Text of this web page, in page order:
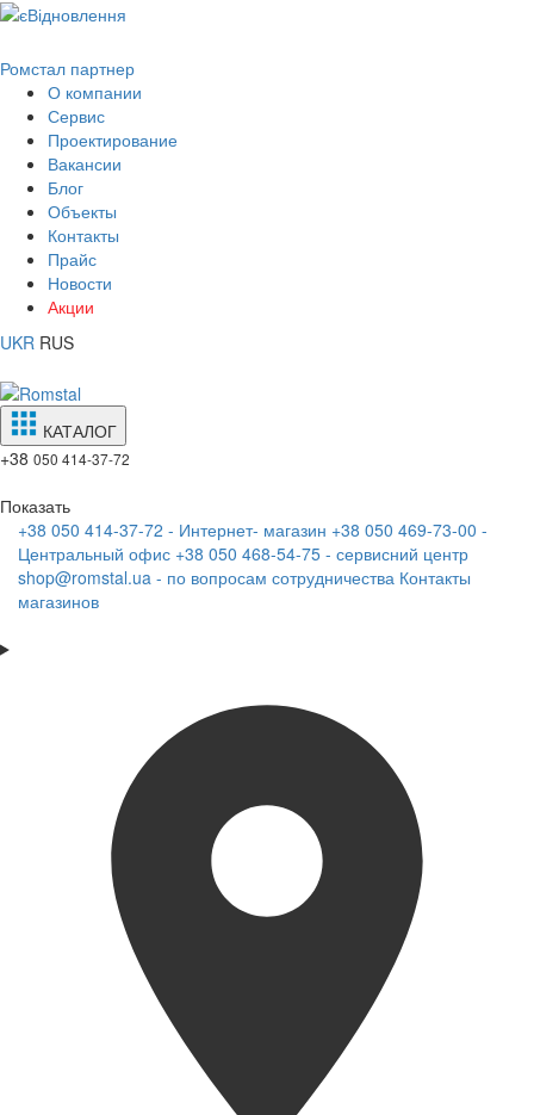
Ромстал партнер
О компании
Сервис
Проектирование
Вакансии
Блог
Объекты
Контакты
Прайс
Новости
Акции
UKR RUS
КАТАЛОГ
+38 050 414-37-72
Показать
+38 050 414-37-72 - Интернет- магазин +38 050 469-73-00 -
Центральный офис +38 050 468-54-75 - сервисний центр
shop@romstal.ua - по вопросам сотрудничества Контакты
магазинов